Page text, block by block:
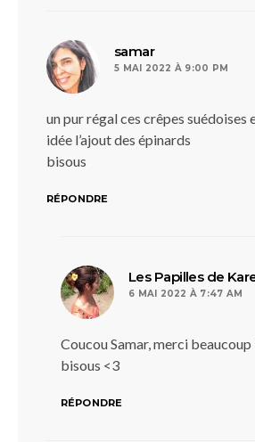
samardit :
5 MAI 2022 À 9:00 PM
un pur régal ces crêpes suédoises
idée l’ajout des épinards
bisous
RÉPONDRE
Les Papilles de
6 MAI 2022 À 7:47 AM
Coucou Samar, merci
bisous <3
RÉPONDRE